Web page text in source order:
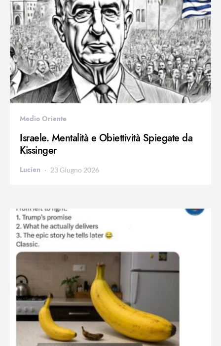
Medio Oriente
Israele. Mentalità e Obiettività Spiegate da
Kissinger
Lucien 23 Giugno 2026